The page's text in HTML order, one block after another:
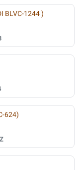
BLVC-1244 )
624)